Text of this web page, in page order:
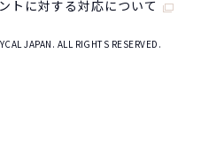
トに対する対応について
JAPAN. ALL RIGHTS RESERVED.